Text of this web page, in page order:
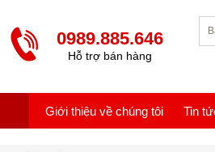
0989.885.646
Hỗ trợ bán hàng
Giới thiệu về chúng tôi Tin